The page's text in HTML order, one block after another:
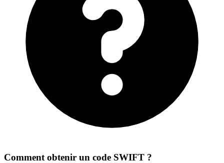
Comment obtenir un code SWIFT ?